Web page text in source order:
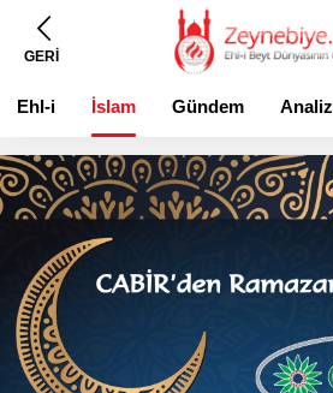
GERİ
Ehl-i
Beyt
İslam Gündem Analiz